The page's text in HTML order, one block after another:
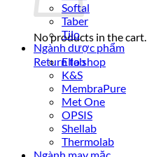
No products in the cart.
Return to shop
Softal
Taber
Tilo
Ngành dược phẩm
Ellab
K&S
MembraPure
Met One
OPSIS
Shellab
Thermolab